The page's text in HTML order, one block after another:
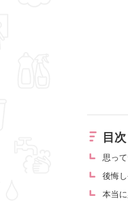
目次
思っ
後悔
本当